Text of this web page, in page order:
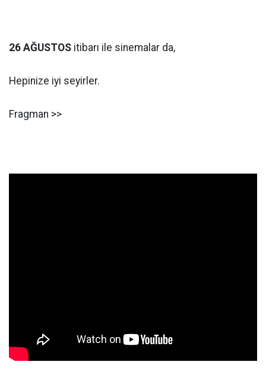
26 AĞUSTOS itibarı ile sinemalar da,
Hepinize iyi seyirler.
Fragman >>